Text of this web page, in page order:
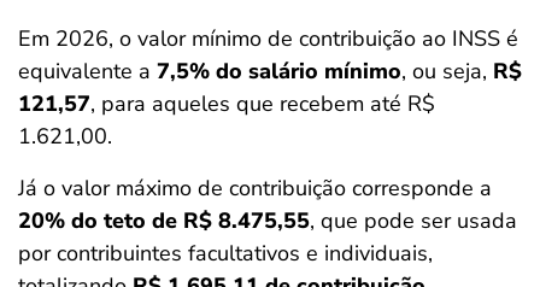
Em 2026, o valor mínimo de contribuição ao INSS é
equivalente a 7,5% do salário mínimo, ou seja, R$
121,57, para aqueles que recebem até R$
1.621,00.
Já o valor máximo de contribuição corresponde a
20% do teto de R$ 8.475,55, que pode ser usada
por contribuintes facultativos e individuais,